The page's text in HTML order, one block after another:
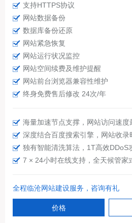
支持HTTPS协议
网站数据备份
数据库备份还原
网站紧急恢复
网站运行状况监控
网站空间续费及维护提醒
网站前台浏览器兼容性维护
终身免费售后修改 24次/年
海量加速节点支撑，网站访问速度
深度结合百度搜索引擎，网站收录
独有智能清洗算法，1T高效DDoS
7 × 24小时在线支持，全天候管家
全程临沧网站建设服务，咨询有礼
价格